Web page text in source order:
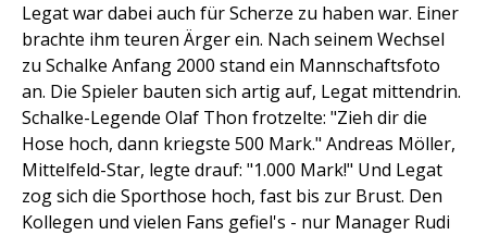
Legat war dabei auch für Scherze zu haben war. Einer
brachte ihm teuren Ärger ein. Nach seinem Wechsel
zu Schalke Anfang 2000 stand ein Mannschaftsfoto
an. Die Spieler bauten sich artig auf, Legat mittendrin.
Schalke-Legende Olaf Thon frotzelte: "Zieh dir die
Hose hoch, dann kriegste 500 Mark." Andreas Möller,
Mittelfeld-Star, legte drauf: "1.000 Mark!" Und Legat
zog sich die Sporthose hoch, fast bis zur Brust. Den
Kollegen und vielen Fans gefiel's - nur Manager Rudi